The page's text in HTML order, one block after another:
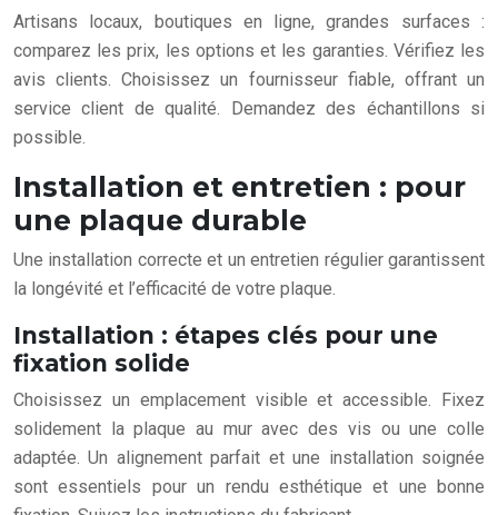
Artisans locaux, boutiques en ligne, grandes surfaces :
comparez les prix, les options et les garanties. Vérifiez les
avis clients. Choisissez un fournisseur fiable, offrant un
service client de qualité. Demandez des échantillons si
possible.
Installation et entretien : pour
une plaque durable
Une installation correcte et un entretien régulier garantissent
la longévité et l’efficacité de votre plaque.
Installation : étapes clés pour une
fixation solide
Choisissez un emplacement visible et accessible. Fixez
solidement la plaque au mur avec des vis ou une colle
adaptée. Un alignement parfait et une installation soignée
sont essentiels pour un rendu esthétique et une bonne